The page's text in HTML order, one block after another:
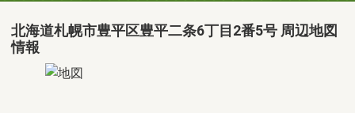
北海道札幌市豊平区豊平二条6丁目2番5号 周辺地図
情報